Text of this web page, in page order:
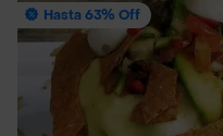
Hasta 63% Off